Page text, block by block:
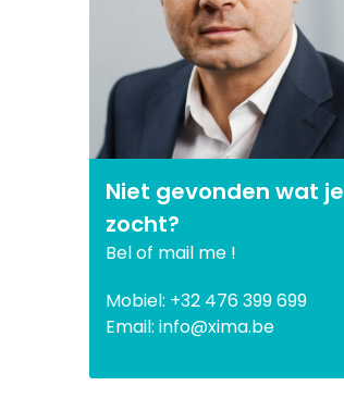
Niet gevonden wat je
zocht?
Bel of mail me !
Mobiel: +32 476 399 699
Email: info@xima.be